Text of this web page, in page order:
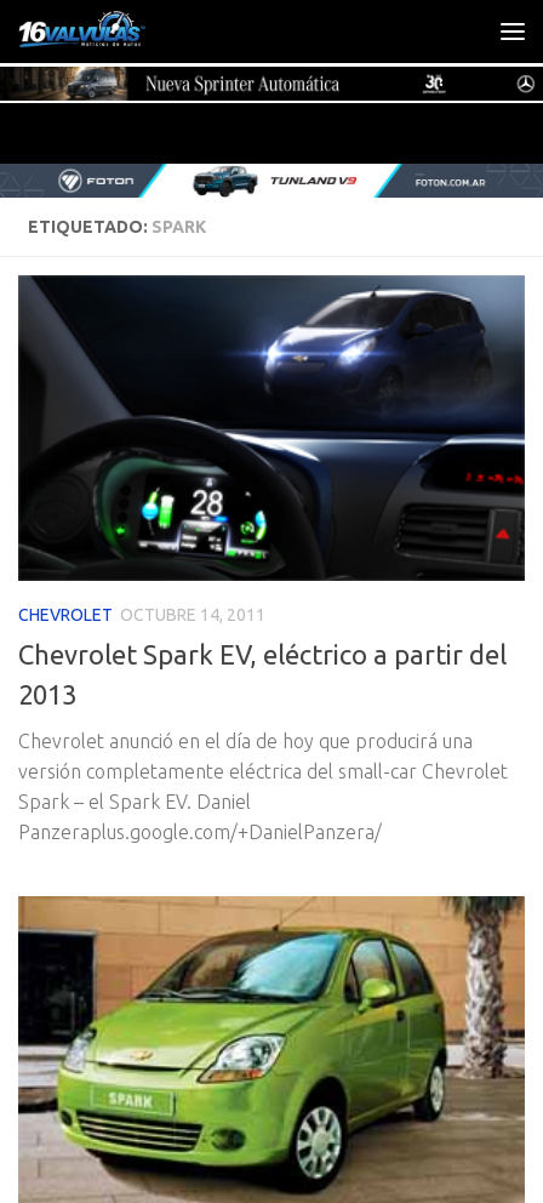
Saltar al contenido
ETIQUETADO: SPARK
CHEVROLET OCTUBRE 14, 2011
Chevrolet Spark EV, eléctrico a partir del
2013
Chevrolet anunció en el día de hoy que producirá una
versión completamente eléctrica del small-car Chevrolet
Spark – el Spark EV. Daniel
Panzeraplus.google.com/+DanielPanzera/